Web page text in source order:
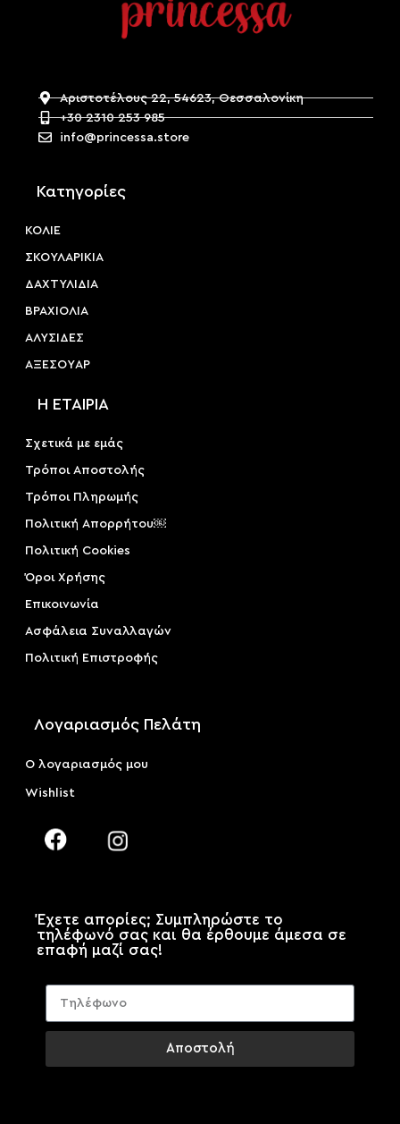
Αριστοτέλους 22, 54623, Θεσσαλονίκη
+30 2310 253 985
info@princessa.store
Κατηγορίες
ΚΟΛΙΕ
ΣΚΟΥΛΑΡΙΚΙΑ
ΔΑΧΤΥΛΙΔΙΑ
ΒΡΑΧΙΟΛΙΑ
ΑΛΥΣΙΔΕΣ
ΑΞΕΣΟΥAΡ
Η ΕΤΑΙΡΙΑ
Σχετικά με εμάς
Τρόποι Αποστολής
Τρόποι Πληρωμής
Πολιτική Απορρήτου￼
Πολιτική Cookies
Όροι Χρήσης
Επικοινωνία
Ασφάλεια Συναλλαγών
Πολιτική Επιστροφής
Λογαριασμός Πελάτη
Ο λογαριασμός μου
Wishlist
Έχετε απορίες; Συμπληρώστε το
τηλέφωνό σας και θα έρθουμε άμεσα σε
επαφή μαζί σας!
Αποστολή